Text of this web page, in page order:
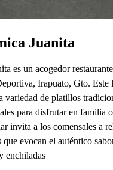
Juanita
es un acogedor
Irapuato, Gto. Este
variedad de platillos
para disfrutar en familia
invita a los comensales a
que evocan el auténtico
enchiladas